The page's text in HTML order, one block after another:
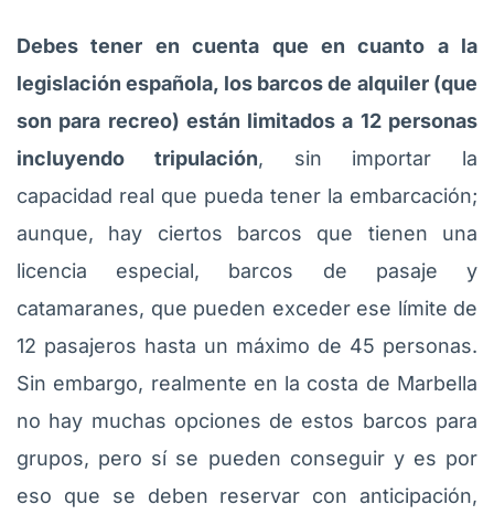
Debes tener en cuenta que en cuanto a la
legislación española, los barcos de alquiler (que
son para recreo) están limitados a 12 personas
incluyendo tripulación, sin importar la
capacidad real que pueda tener la embarcación;
aunque, hay ciertos barcos que tienen una
licencia especial, barcos de pasaje y
catamaranes, que pueden exceder ese límite de
12 pasajeros hasta un máximo de 45 personas.
Sin embargo, realmente en la costa de Marbella
no hay muchas opciones de estos barcos para
grupos, pero sí se pueden conseguir y es por
eso que se deben reservar con anticipación,